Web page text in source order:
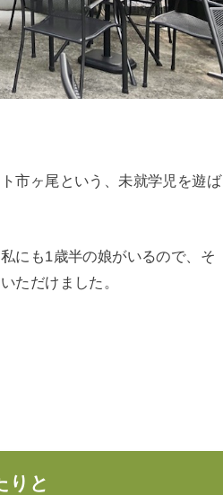
市ヶ尾という、未就学児を遊ば
にも1歳半の娘がいるので、そ
ただけました。
りと